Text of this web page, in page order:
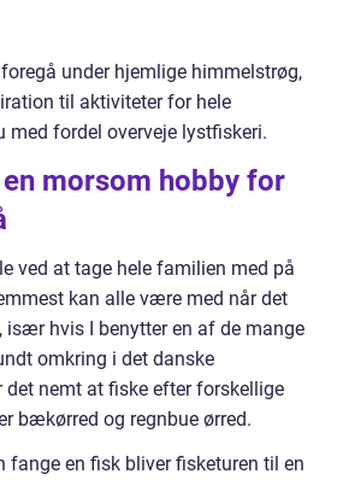
under hjemlige himmelstrøg,
til aktiviteter for hele
med fordel overveje lystfiskeri.
morsom hobby for
ved at tage hele familien med på
kan alle være med når det
især hvis I benytter en af de mange
omkring i det danske
det nemt at fiske efter forskellige
bækørred og regnbue ørred.
fange en fisk bliver fisketuren til en